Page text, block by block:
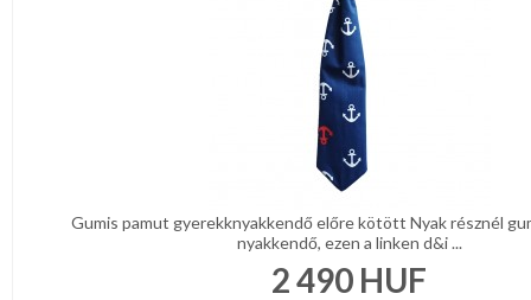
Gumis pamut gyerekknyakkendő előre kötött Nyak résznél
nyakkendő, ezen a linken d&i ...
2 490 HUF